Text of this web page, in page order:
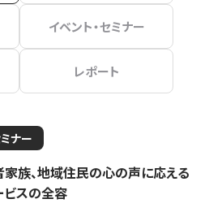
イベント・セミナー
レポート
ナー
家族、地域住民の心の声に応える
スの全容